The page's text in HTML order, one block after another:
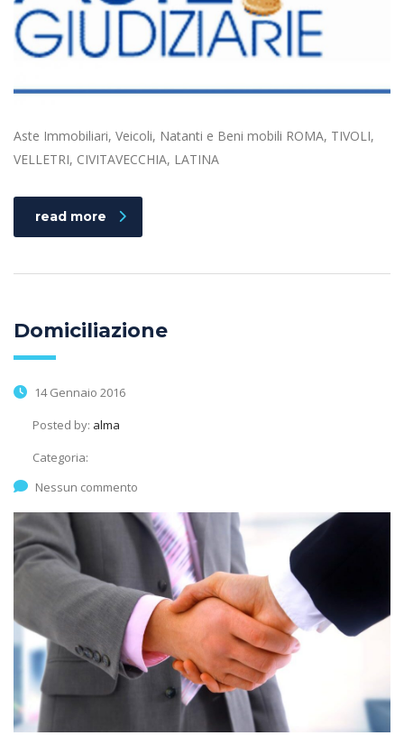
Aste Immobiliari, Veicoli, Natanti e Beni mobili ROMA, TIVOLI,
VELLETRI, CIVITAVECCHIA, LATINA
read more
Domiciliazione
14 Gennaio 2016
Posted by: alma
Categoria:
Nessun commento